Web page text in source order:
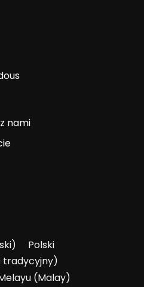
nami
)
Polski
tradycyjny)
(Malay)